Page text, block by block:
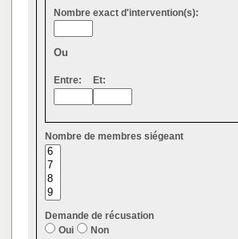
Nombre exact d'intervention(s):
Ou
Entre: Et:
Nombre de membres siégeant
Demande de récusation
Oui
Non